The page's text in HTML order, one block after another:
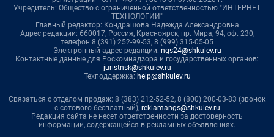
Учредитель: Общество с ограниченной ответственностью "ИНТЕРНЕТ
ТЕХНОЛОГИИ"
Главный редактор: Кондрашова Надежда Александровна
Адрес редакции: 660017, Россия, Красноярск, пр. Мира, 94, оф. 230,
телефон 8 (391) 252-99-53, 8 (999) 315-05-05
Электронный адрес редакции: ngs24@shkulev.ru
Контактные данные для Роскомнадзора и государственных органов:
juristnsk@shkulev.ru
Техподдержка: help@shkulev.ru
Связаться с отделом продаж: 8 (383) 212-52-52, 8 (800) 200-03-83 (звонок
с сотового бесплатный), reklamangs@shkulev.ru
Редакция сайта не несет ответственности за достоверность
информации, содержащейся в рекламных объявлениях.